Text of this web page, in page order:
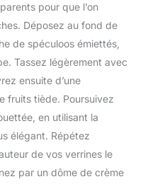
pour que l’on
Déposez au fond de
de spéculoos émiettés,
Tassez légèrement avec
ensuite d’une
fruits tiède. Poursuivez
en utilisant la
élégant. Répétez
de vos verrines le
par un dôme de crème